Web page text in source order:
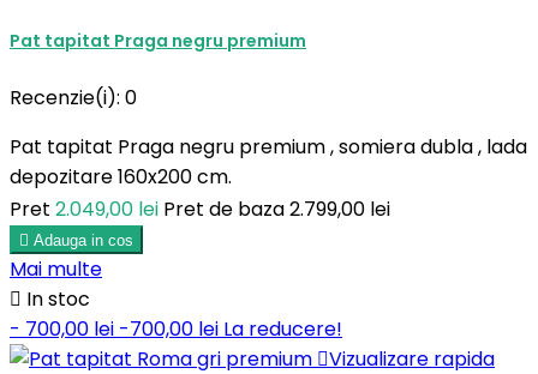
Pat tapitat Praga negru premium
Recenzie(i): 0
Pat tapitat Praga negru premium , somiera dubla , lada
depozitare 160x200 cm.
Pret 2.049,00 lei Pret de baza2.799,00 lei
 Adauga in cos
Mai multe
 In stoc
- 700,00 lei -700,00 lei La reducere!
Vizualizare rapida